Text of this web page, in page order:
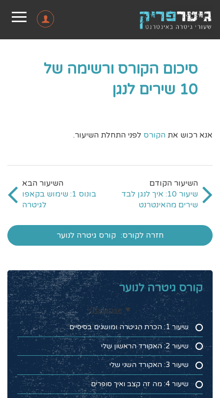
סיכום הקורס ורשימה של
10 שירים לנגן
אנא רכוש את הקורס לפני התחלת השיעור.
שיעור 10: איך לנגן לבד
שירים מהאינטרנט
בונוס 1: שימוש בקאפו
לגיטרה
חזרה לקורס: קורס גיטרה לנוער
קורס גיטרה לנוער
Collapse
שיעור 1: הכרת הגיטרה ומושגים בסיסיים
שיעור 2: האקורד הראשון שלי
שיעור 3: האקורד השני שלי
שיעור 4: מה זה קצב ואיך סופרים